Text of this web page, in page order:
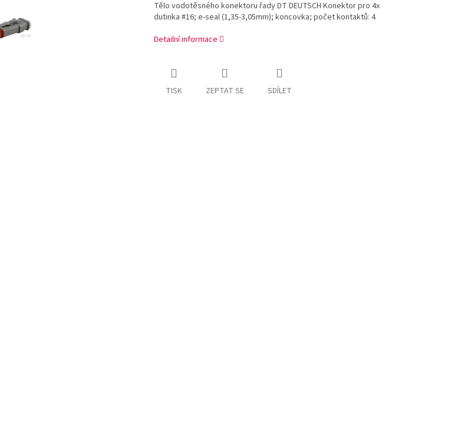
Tělo vodotěsného konektoru řady DT DEUTSCH Konektor pro 4x
dutinka #16; e-seal (1,35-3,05mm); koncovka; počet kontaktů: 4
Detailní informace
TISK ZEPTAT SE SDÍLET